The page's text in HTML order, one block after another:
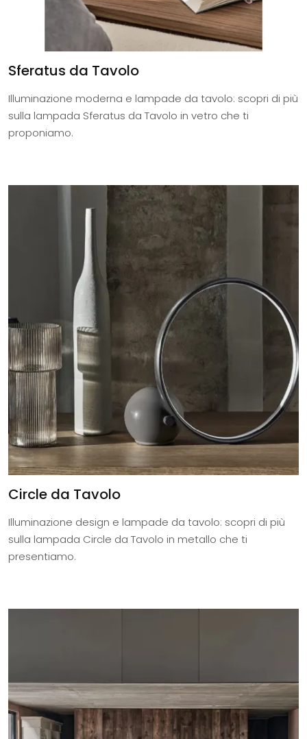
Sferatus da Tavolo
Illuminazione moderna e lampade da tavolo: scopri di più
sulla lampada Sferatus da Tavolo in vetro che ti
proponiamo.
Circle da Tavolo
Illuminazione design e lampade da tavolo: scopri di più
sulla lampada Circle da Tavolo in metallo che ti
presentiamo.